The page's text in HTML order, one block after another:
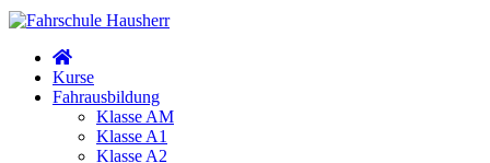
Kurse
Fahrausbildung
Klasse AM
Klasse A1
Klasse A2